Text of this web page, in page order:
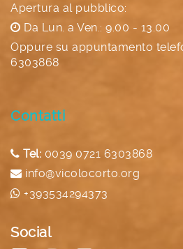
Apertura al pubblico:
Da Lun. a Ven.: 9.00 - 13.00
Oppure su appuntamento
6303868
Contatti
Tel: 0039 0721 6303868
info@vicolocorto.org
+393534294373
Social